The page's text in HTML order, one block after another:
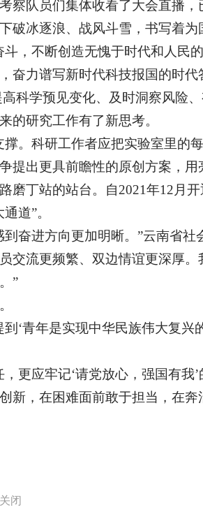
察队员们集体收看了大会直播
破冰逐浪、战风斗雪，书写着
，不断创造无愧于时代和人民
奋力谱写新时代科技报国的时代
高科学预见变化、及时洞察风
的研究工作有了新思考。
。科研工作者应把实验室里的
提出更具前瞻性的原创方案，
磨丁站的站台。自2021年12月
道”。
奋进方向更加明晰。”云南省
交流更频繁、双边情谊更深厚
”
‘青年是实现中华民族伟大复
更应牢记‘请党放心，强国有
新，在困难面前敢于担当，在
关闭